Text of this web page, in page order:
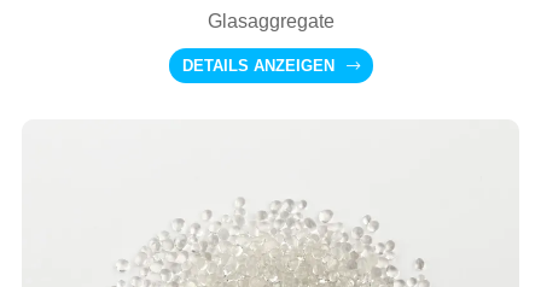
Glasaggregate
DETAILS ANZEIGEN